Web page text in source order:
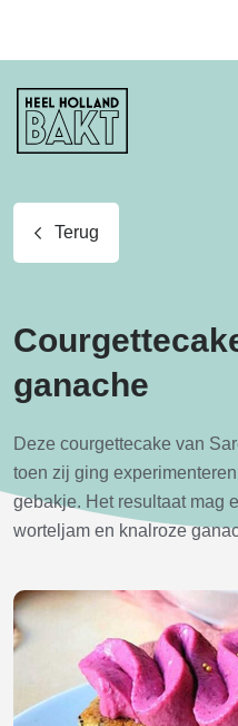
Heel
Holland
Bakt
Terug
ganache
Deze courgettecake van
toen zij ging
gebakje. Het resultaat mag
worteljam en knalroze